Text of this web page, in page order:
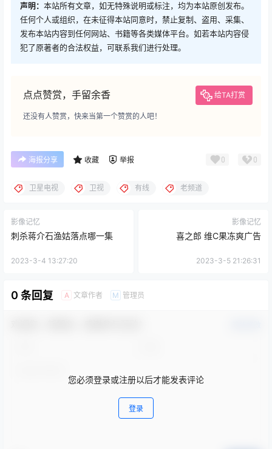
声明： 本站所有文章，如无特殊说明或标注，均为本站原创发布。
任何个人或组织，在未征得本站同意时，禁止复制、盗用、采集、
发布本站内容到任何网站、书籍等各类媒体平台。如若本站内容侵
犯了原著者的合法权益，可联系我们进行处理。
点点赞赏，手留余香 给TA打赏
还没有人赞赏，快来当第一个赞赏的人吧！
海报分享 收藏 举报 0 0
卫星电视 卫视 有线 老频道
影像记忆
刺杀蒋介石渔姑落点哪一集
2023-3-4 13:27:20
影像记忆
喜之郎 维C果冻爽广告
2023-3-5 21:26:31
0 条回复 A 文章作者 M 管理员
您必须登录或注册以后才能发表评论
登录